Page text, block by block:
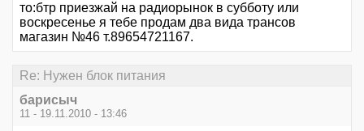
то:бтр приезжай на радиорынок в субботу или
воскресенье я тебе продам два вида трансов
магазин №46 т.89654721167.
Re: Нужен блок питания
барисыч
11 - 19.11.2010 - 13:46